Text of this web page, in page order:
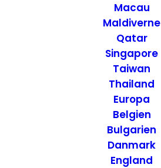
Macau
Maldiverne
Qatar
Singapore
Taiwan
Thailand
Europa
Belgien
Bulgarien
Danmark
England
USA Øst